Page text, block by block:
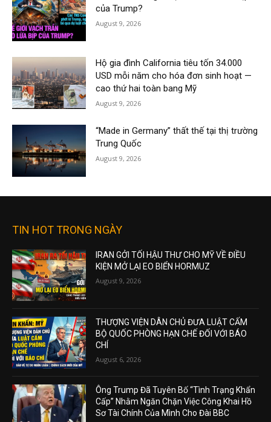
của Trump?
August 9, 2026
Hộ gia đình California tiêu tốn 34.000
USD mỗi năm cho hóa đơn sinh hoạt —
cao thứ hai toàn bang Mỹ
August 9, 2026
“Made in Germany” thất thế tại thị trường
Trung Quốc
August 9, 2026
TIN HOT TRONG NGÀY
IRAN GỞI TỐI HẬU THƯ CHO MỸ VỀ ĐIỀU
KIỆN MỞ LẠI EO BIỂN HORMUZ
August 9, 2026
THƯỢNG VIỆN DÂN CHỦ ĐƯA LUẬT CẤM
BỘ QUỐC PHÒNG HẠN CHẾ ĐỐI VỚI BÁO
CHÍ
August 6, 2026
Ông Trump Đã Tuyên Bố “Tình Trạng Khẩn
Cấp” Nhằm Ngăn Chặn Việc Công Khai Hồ
Sơ Tài Chính Của Mình Cho Đài BBC